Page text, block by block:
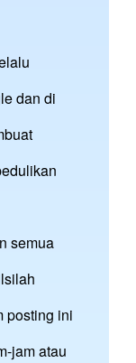
dan di
semua
posting ini
jam atau